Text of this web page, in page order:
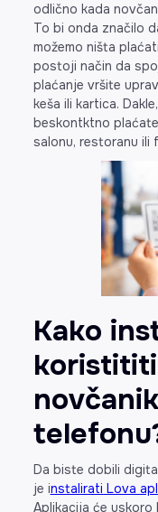
odlično kada
To bi onda značilo
možemo ništa
postoji način da
plaćanje vršite
keša ili kartica.
beskontktno
salonu, restoranu ili
Kako
Da biste dobili
je instalirati Lova
Aplikacija će